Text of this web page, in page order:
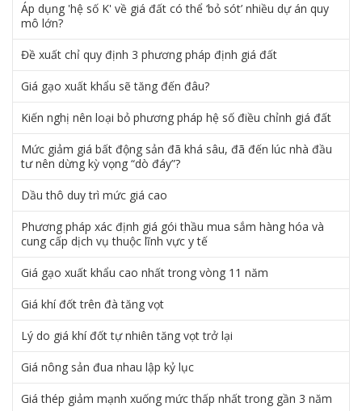
Áp dụng 'hệ số K' về giá đất có thể ‘bỏ sót’ nhiều dự án quy
mô lớn?
Đề xuất chỉ quy định 3 phương pháp định giá đất
Giá gạo xuất khẩu sẽ tăng đến đâu?
Kiến nghị nên loại bỏ phương pháp hệ số điều chỉnh giá đất
Mức giảm giá bất động sản đã khá sâu, đã đến lúc nhà đầu
tư nên dừng kỳ vọng “dò đáy”?
Dầu thô duy trì mức giá cao
Phương pháp xác định giá gói thầu mua sắm hàng hóa và
cung cấp dịch vụ thuộc lĩnh vực y tế
Giá gạo xuất khẩu cao nhất trong vòng 11 năm
Giá khí đốt trên đà tăng vọt
Lý do giá khí đốt tự nhiên tăng vọt trở lại
Giá nông sản đua nhau lập kỷ lục
Giá thép giảm mạnh xuống mức thấp nhất trong gần 3 năm